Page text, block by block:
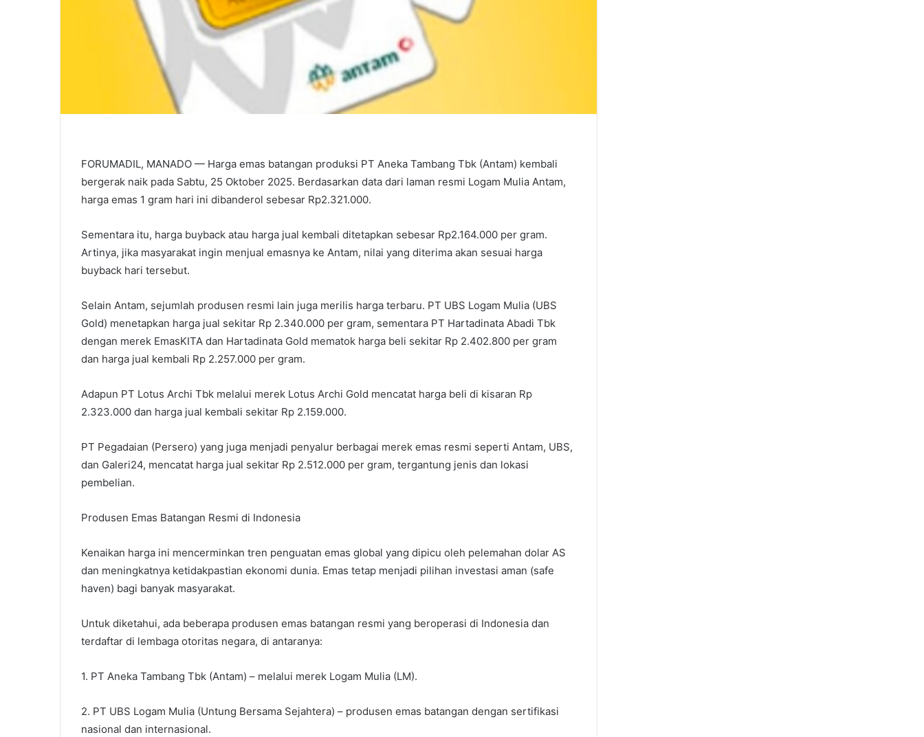
FORUMADIL, MANADO — Harga emas batangan produksi PT Aneka Tambang Tbk (Antam) kembali
bergerak naik pada Sabtu, 25 Oktober 2025. Berdasarkan data dari laman resmi Logam Mulia Antam,
harga emas 1 gram hari ini dibanderol sebesar Rp2.321.000.
Sementara itu, harga buyback atau harga jual kembali ditetapkan sebesar Rp2.164.000 per gram.
Artinya, jika masyarakat ingin menjual emasnya ke Antam, nilai yang diterima akan sesuai harga
buyback hari tersebut.
Selain Antam, sejumlah produsen resmi lain juga merilis harga terbaru. PT UBS Logam Mulia (UBS
Gold) menetapkan harga jual sekitar Rp 2.340.000 per gram, sementara PT Hartadinata Abadi Tbk
dengan merek EmasKITA dan Hartadinata Gold mematok harga beli sekitar Rp 2.402.800 per gram
dan harga jual kembali Rp 2.257.000 per gram.
Adapun PT Lotus Archi Tbk melalui merek Lotus Archi Gold mencatat harga beli di kisaran Rp
2.323.000 dan harga jual kembali sekitar Rp 2.159.000.
PT Pegadaian (Persero) yang juga menjadi penyalur berbagai merek emas resmi seperti Antam, UBS,
dan Galeri24, mencatat harga jual sekitar Rp 2.512.000 per gram, tergantung jenis dan lokasi
pembelian.
Produsen Emas Batangan Resmi di Indonesia
Kenaikan harga ini mencerminkan tren penguatan emas global yang dipicu oleh pelemahan dolar AS
dan meningkatnya ketidakpastian ekonomi dunia. Emas tetap menjadi pilihan investasi aman (safe
haven) bagi banyak masyarakat.
Untuk diketahui, ada beberapa produsen emas batangan resmi yang beroperasi di Indonesia dan
terdaftar di lembaga otoritas negara, di antaranya:
1. PT Aneka Tambang Tbk (Antam) – melalui merek Logam Mulia (LM).
2. PT UBS Logam Mulia (Untung Bersama Sejahtera) – produsen emas batangan dengan sertifikasi
nasional dan internasional.